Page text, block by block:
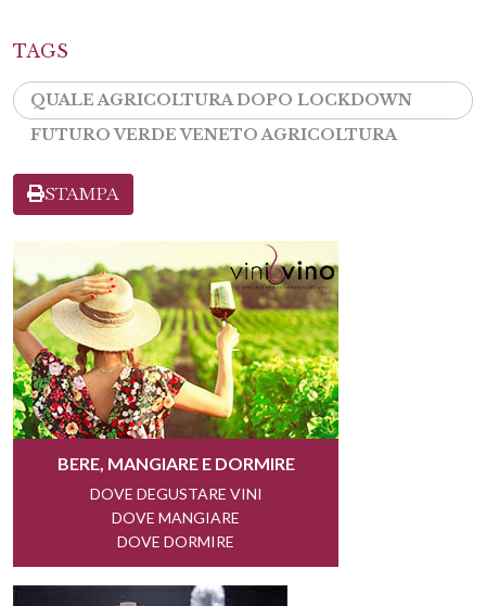
TAGS
QUALE AGRICOLTURA DOPO LOCKDOWN
FUTURO VERDE VENETO AGRICOLTURA
STAMPA